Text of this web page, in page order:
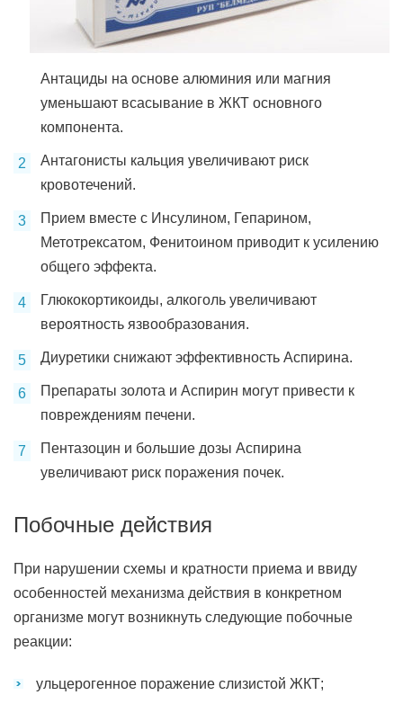
Антациды на основе алюминия или магния
уменьшают всасывание в ЖКТ основного
компонента.
Антагонисты кальция увеличивают риск
кровотечений.
Прием вместе с Инсулином, Гепарином,
Метотрексатом, Фенитоином приводит к усилению
общего эффекта.
Глюкокортикоиды, алкоголь увеличивают
вероятность язвообразования.
Диуретики снижают эффективность Аспирина.
Препараты золота и Аспирин могут привести к
повреждениям печени.
Пентазоцин и большие дозы Аспирина
увеличивают риск поражения почек.
Побочные действия
При нарушении схемы и кратности приема и ввиду
особенностей механизма действия в конкретном
организме могут возникнуть следующие побочные
реакции:
ульцерогенное поражение слизистой ЖКТ;